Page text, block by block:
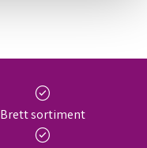
check_circle
Brett sortiment
check_circle